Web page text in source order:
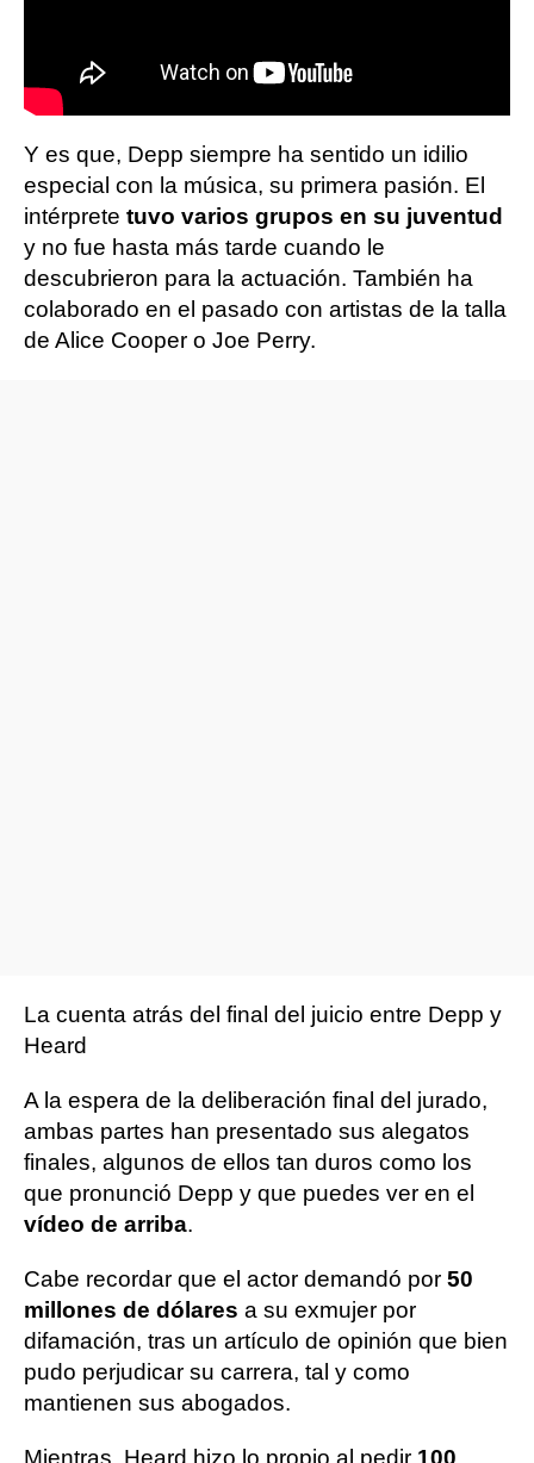
Y es que, Depp siempre ha sentido un idilio
especial con la música, su primera pasión. El
intérprete tuvo varios grupos en su juventud
y no fue hasta más tarde cuando le
descubrieron para la actuación. También ha
colaborado en el pasado con artistas de la talla
de Alice Cooper o Joe Perry.
La cuenta atrás del final del juicio entre Depp y
Heard
A la espera de la deliberación final del jurado,
ambas partes han presentado sus alegatos
finales, algunos de ellos tan duros como los
que pronunció Depp y que puedes ver en el
vídeo de arriba.
Cabe recordar que el actor demandó por 50
millones de dólares a su exmujer por
difamación, tras un artículo de opinión que bien
pudo perjudicar su carrera, tal y como
mantienen sus abogados.
Mientras, Heard hizo lo propio al pedir 100